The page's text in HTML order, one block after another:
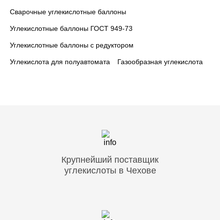
Сварочные углекислотные баллоны
Углекислотные баллоны ГОСТ 949-73
Углекислотные баллоны с редуктором
Углекислота для полуавтомата Газообразная углекислота
Крупнейший поставщик
углекислоты в Чехове